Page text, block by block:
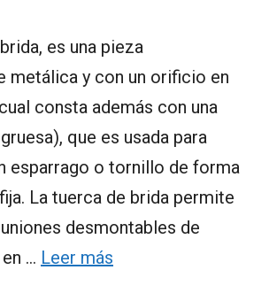
es una pieza
metálica y con un orificio en
consta además con una
que es usada para
esparrago o tornillo de forma
La tuerca de brida permite
desmontables de
… Leer más